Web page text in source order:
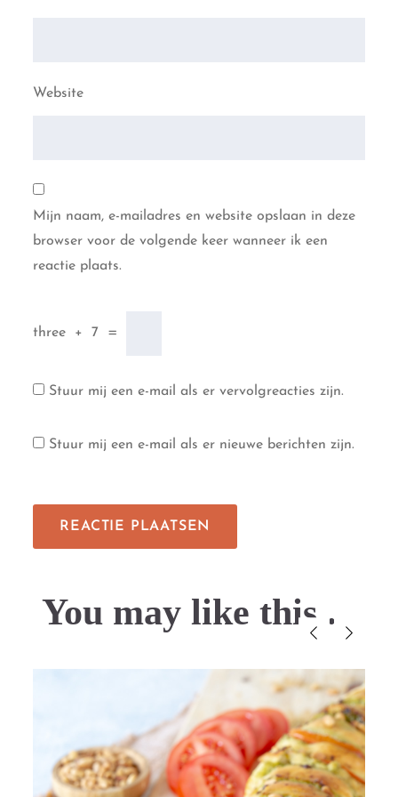
Website
Mijn naam, e-mailadres en website opslaan in deze
browser voor de volgende keer wanneer ik een
reactie plaats.
three + 7 =
Stuur mij een e-mail als er vervolgreacties zijn.
Stuur mij een e-mail als er nieuwe berichten zijn.
You may like this....